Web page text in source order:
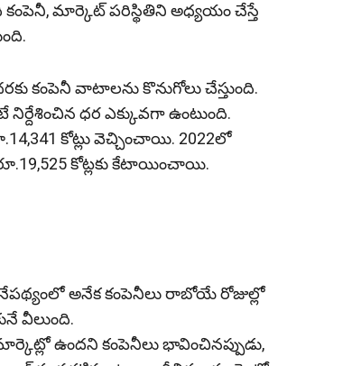
మార్కెట్ పరిస్థితిని అధ్య‌యం చేస్తే
కంపెనీ వాటాలను కొనుగోలు చేస్తుంది.
ధర ఎక్కువగా ఉంటుంది.
కోట్లు వెచ్చించాయి. 2022లో
రూ.19,525 కోట్లకు కేటాయించాయి.
అనేక కంపెనీలు రాబోయే రోజుల్లో
వీలుంది.
ఉందని కంపెనీలు భావించినప్పుడు,